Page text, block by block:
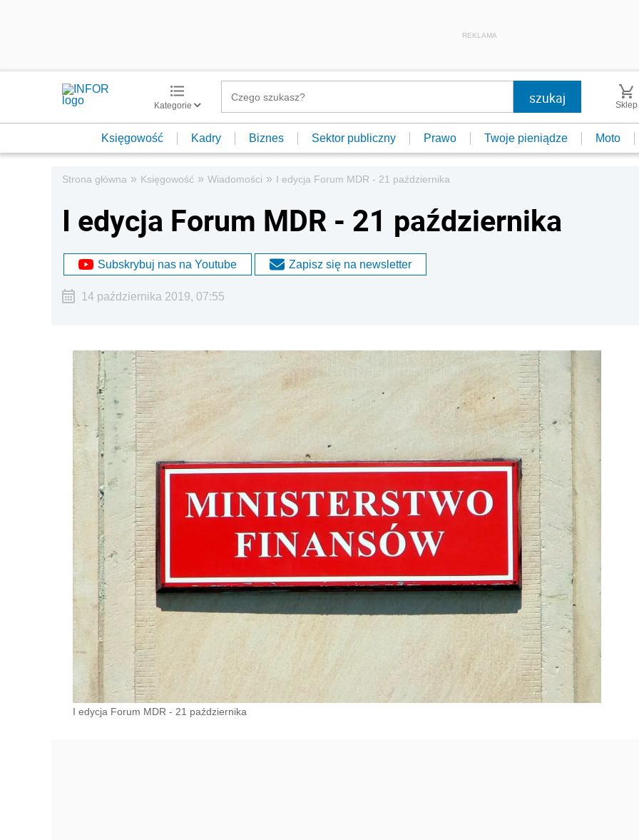
REKLAMA
Kategorie Sklep
Księgowość Kadry Biznes Sektor publiczny Prawo Twoje pieniądze Moto
Strona główna » Księgowość » Wiadomości » I edycja Forum MDR - 21 października
I edycja Forum MDR - 21 października
Subskrybuj nas na Youtube Zapisz się na newsletter
14 października 2019, 07:55
I edycja Forum MDR - 21 października